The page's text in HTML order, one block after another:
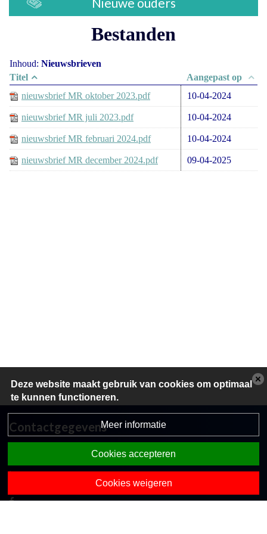
Bestanden
Inhoud: Nieuwsbrieven
Titel
Aangepast op
nieuwsbrief MR oktober 2023.pdf
10-04-2024
nieuwsbrief MR juli 2023.pdf 10-04-2024
nieuwsbrief MR februari 2024.pdf 10-04-2024
nieuwsbrief MR december 2024.pdf 09-04-2025
Contactgegevens
0547-363365
directie.obsdezwaluw@opohvt.nl
Deze website maakt gebruik van cookies om optimaal
te kunnen functioneren.
Meer informatie
Cookies accepteren
Cookies weigeren